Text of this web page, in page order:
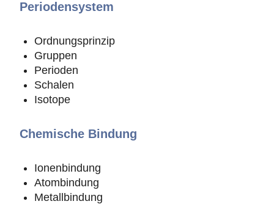
Periodensystem
Ordnungsprinzip
Gruppen
Perioden
Schalen
Isotope
Chemische Bindung
Ionenbindung
Atombindung
Metallbindung